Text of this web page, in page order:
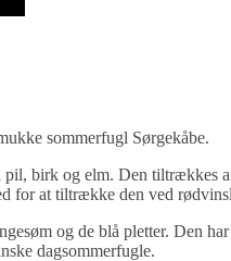
sommerfugl Sørgekåbe.
pil, birk og elm. Den tiltrækkes
for at tiltrække den ved
og de blå pletter. Den
dagsommerfugle.